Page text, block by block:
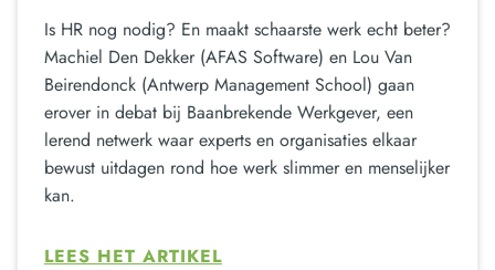
Is HR nog nodig? En maakt schaarste werk echt beter?
Machiel Den Dekker (AFAS Software) en Lou Van
Beirendonck (Antwerp Management School) gaan
erover in debat bij Baanbrekende Werkgever, een
lerend netwerk waar experts en organisaties elkaar
bewust uitdagen rond hoe werk slimmer en menselijker
kan.
LEES HET ARTIKEL